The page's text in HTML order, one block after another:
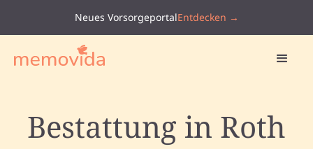
Neues VorsorgeportalEntdecken →
Bestattung in Roth